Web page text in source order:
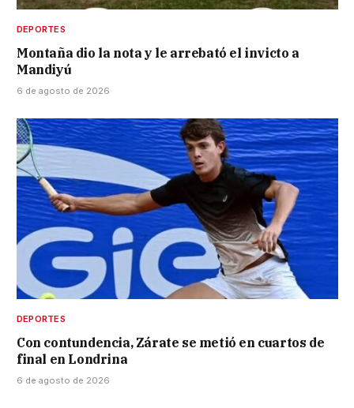
DEPORTES
Montaña dio la nota y le arrebató el invicto a
Mandiyú
6 de agosto de 2026
DEPORTES
Con contundencia, Zárate se metió en cuartos de
final en Londrina
6 de agosto de 2026